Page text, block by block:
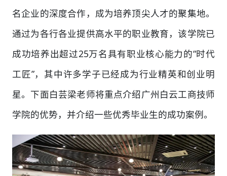
名企业的深度合作，成为培养顶尖人才的聚集地。
通过为各行各业提供高水平的职业教育，该学院已
成功培养出超过25万名具有职业核心能力的“时代
工匠”，其中许多学子已经成为行业精英和创业明
星。下面白芸梁老师将重点介绍广州白云工商技师
学院的优势，并介绍一些优秀毕业生的成功案例。